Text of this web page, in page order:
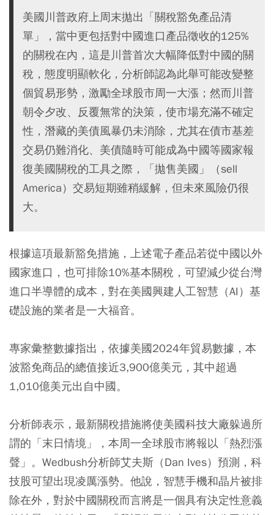
美國川普政府上周末拋出「關稅豁免產品清
單」，當中更包括對中國進口產品徵收的125%
的關稅在內，這是川普首次大幅降低對中國的關
稅，態度明顯軟化，分析師認為此舉可能改變整
個貿易形勢，激勵全球股市周一大漲；然而川普
朝令夕改、反覆無常的決策，使市場充滿不確定
性，潛藏的美債風暴仍未消除，尤其在債市基差
交易仍難消化、美債隨時可能成為中國等國家報
復美國關稅的工具之際，「拋售美國」（sell
America）交易短期雖稍緩解，但未來風險仍很
大。
根據這項最新豁免措施，上述電子產品若從中國以外
國家進口，也可排除10%基本關稅，可望減少從台灣
進口半導體的成本，對在美國興建人工智慧（AI）基
礎設施的業者是一大福音。
專家彙整數據指出，依據美國2024年貿易數據，本
波豁免商品的總值接近3,900億美元，其中超過
1,010億美元出自中國。
分析師表示，最新關稅措施將使美國科技大廠躲過所
謂的「末日情境」，本周一全球股市將報以「熱烈漲
聲」。Wedbush分析師艾夫斯（Dan Ives）預測，科
技股可望出現凌厲漲勢。他說，智慧手機和晶片被排
除在外，對於中國關稅而言將是一個具有決定性意義